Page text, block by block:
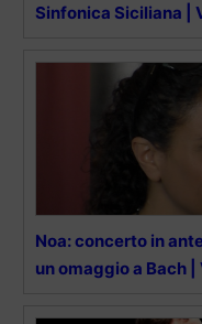
Sinfonica Siciliana |
Noa: concerto in
un omaggio a Bach